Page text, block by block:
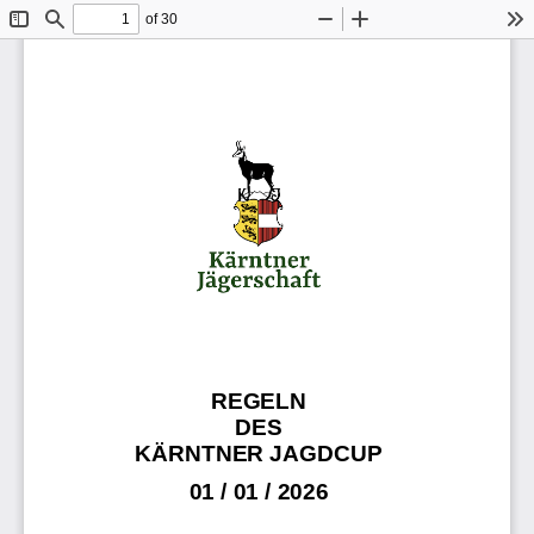
ToggleFind
of 30
Zoom
REGELN
DES
KÄRNTNER JAGDCUP
01 / 01 / 2026